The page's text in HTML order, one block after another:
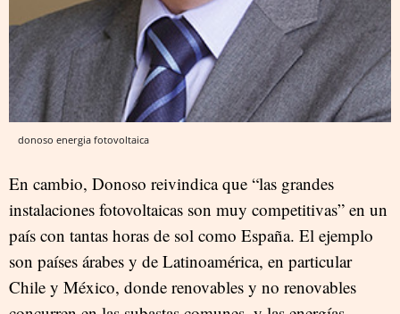
donoso energia fotovoltaica
En cambio, Donoso reivindica que “las grandes
instalaciones fotovoltaicas son muy competitivas” en un
país con tantas horas de sol como España. El ejemplo
son países árabes y de Latinoamérica, en particular
Chile y México, donde renovables y no renovables